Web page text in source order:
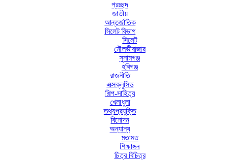
প্রচ্ছদ
জাতীয়
আন্তর্জাতিক
সিলেট বিভাগ
সিলেট
মৌলভীবাজার
সুনামগঞ্জ
হবিগঞ্জ
রাজনীতি
এক্সক্লুসিভ
শিল্প-সাহিত্য
খেলাধুলা
তথ্যপ্রযুক্তি
বিনোদন
অন্যান্য
মতামত
শিক্ষাঙ্গন
চিত্র বিচিত্র